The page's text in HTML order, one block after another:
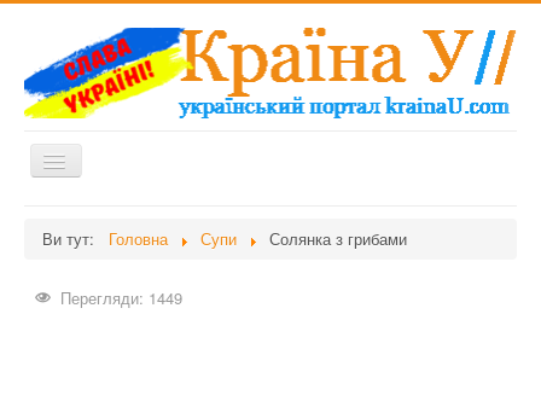
Перемикач
навігації
Здоров'я
Ви тут: Головна Супи Солянка з грибами
Перегляди: 1449